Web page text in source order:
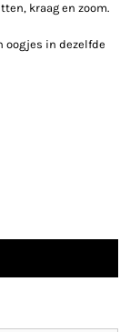
kraag en zoom.
oogjes in dezelfde